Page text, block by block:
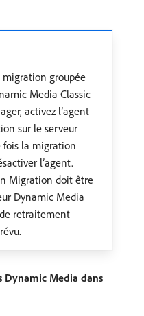
migration groupée
Media Classic
activez l’agent
sur le serveur
fois la migration
l’agent.
Migration doit être
Dynamic Media
retraitement
Dynamic Media dans